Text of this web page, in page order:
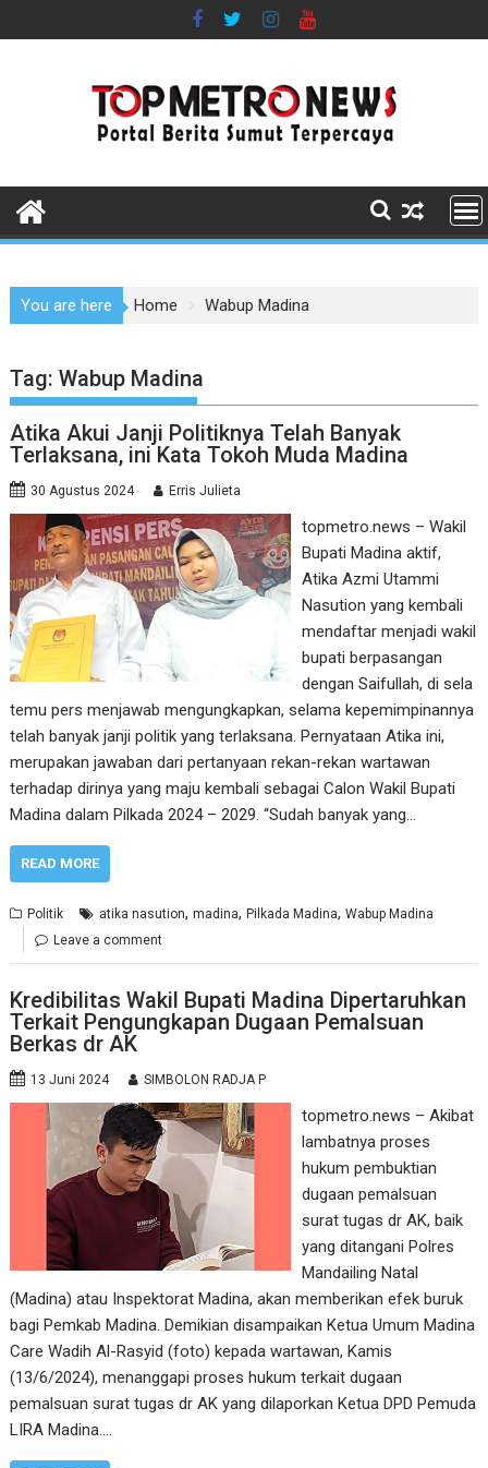
to
You are here Home Wabup Madina
Tag:Wabup Madina
Atika Akui Janji Politiknya Telah Banyak
Terlaksana, ini Kata Tokoh Muda Madina
30 Agustus 2024 Erris Julieta
topmetro.news – Wakil
Bupati Madina aktif,
Atika Azmi Utammi
Nasution yang kembali
mendaftar menjadi wakil
bupati berpasangan
dengan Saifullah, di sela
temu pers menjawab mengungkapkan, selama kepemimpinannya
telah banyak janji politik yang terlaksana. Pernyataan Atika ini,
merupakan jawaban dari pertanyaan rekan-rekan wartawan
terhadap dirinya yang maju kembali sebagai Calon Wakil Bupati
Madina dalam Pilkada 2024 – 2029. “Sudah banyak yang…
READ MORE
Politik atika nasution,madina,Pilkada Madina,Wabup Madina
Leave a comment
Kredibilitas Wakil Bupati Madina Dipertaruhkan
Terkait Pengungkapan Dugaan Pemalsuan
Berkas dr AK
13 Juni 2024 SIMBOLON RADJA P
topmetro.news – Akibat
lambatnya proses
hukum pembuktian
dugaan pemalsuan
surat tugas dr AK, baik
yang ditangani Polres
Mandailing Natal
(Madina) atau Inspektorat Madina, akan memberikan efek buruk
bagi Pemkab Madina. Demikian disampaikan Ketua Umum Madina
Care Wadih Al-Rasyid (foto) kepada wartawan, Kamis
(13/6/2024), menanggapi proses hukum terkait dugaan
pemalsuan surat tugas dr AK yang dilaporkan Ketua DPD Pemuda
LIRA Madina.…